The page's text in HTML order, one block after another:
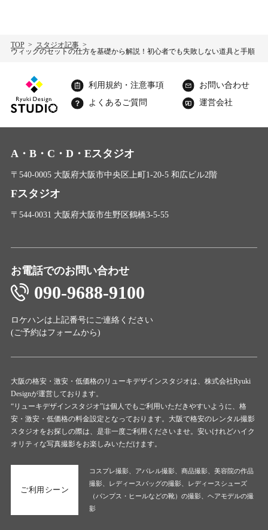
TOP スタジオ記事
ウィッグのセットの仕方を基礎から解説！初心者でも失敗しない道具と手順
利用規約・注意事項
よくあるご質問
お問い合わせ
運営会社
A・B・C・D・Eスタジオ
〒540-0005 大阪府大阪市中央区上町1-20-5 和広ビル2階
Fスタジオ
〒544-0031 大阪府大阪市生野区鶴橋3-5-55
お電話でのお問い合わせ
090-9688-9100
ロケハンは上記番号にご連絡ください
(ご予約はフォームから)
大阪の格安・激安・低価格のリューキデザインスタジオは、株式会社Ryuki
Designが運営しております。
“リューキデザインスタジオ”は個人でもご利用いただきやすいように、格
安・激安・低価格の料金設定となっております。大阪で格安のレンタル撮影
スタジオをお探しの際は、是非一度ご利用くださいませ。安いけれどハイク
オリティな写真撮影をお楽しみいただけます。
ご利用シーン
コスプレ撮影、アパレル撮影、商品撮影、美容院の作品
撮影、レディースバッグの撮影、レディースシューズ
（パンプス・ヒールなどの靴）の撮影、ヘアモデルの撮
影